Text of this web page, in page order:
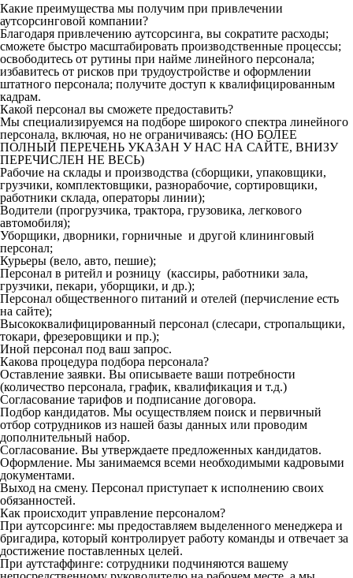
Какие преимущества мы получим при привлечении
аутсорсинговой компании?
Благодаря привлечению аутсорсинга, вы сократите расходы;
сможете быстро масштабировать производственные процессы;
освободитесь от рутины при найме линейного персонала;
избавитесь от рисков при трудоустройстве и оформлении
штатного персонала; получите доступ к квалифицированным
кадрам.
Какой персонал вы сможете предоставить?
Мы специализируемся на подборе широкого спектра линейного
персонала, включая, но не ограничиваясь: (НО БОЛЕЕ
ПОЛНЫЙ ПЕРЕЧЕНЬ УКАЗАН У НАС НА САЙТЕ, ВНИЗУ
ПЕРЕЧИСЛЕН НЕ ВЕСЬ)
Рабочие на склады и производства (сборщики, упаковщики,
грузчики, комплектовщики, разнорабочие, сортировщики,
работники склада, операторы линии);
Водители (прогрузчика, трактора, грузовика, легкового
автомобиля);
Уборщики, дворники, горничные и другой клининговый
персонал;
Курьеры (вело, авто, пешие);
Персонал в ритейл и розницу (кассиры, работники зала,
грузчики, пекари, уборщики, и др.);
Персонал общественного питаний и отелей (перчисление есть
на сайте);
Высококвалифицированный персонал (слесари, стропальщики,
токари, фрезеровщики и пр.);
Иной персонал под ваш запрос.
Какова процедура подбора персонала?
Оставление заявки. Вы описываете ваши потребности
(количество персонала, график, квалификация и т.д.)
Согласование тарифов и подписание договора.
Подбор кандидатов. Мы осуществляем поиск и первичный
отбор сотрудников из нашей базы данных или проводим
дополнительный набор.
Согласование. Вы утверждаете предложенных кандидатов.
Оформление. Мы занимаемся всеми необходимыми кадровыми
документами.
Выход на смену. Персонал приступает к исполнению своих
обязанностей.
Как происходит управление персоналом?
При аутсорсинге: мы предоставляем выделенного менеджера и
бригадира, который контролирует работу команды и отвечает за
достижение поставленных целей.
При аутстаффинге: сотрудники подчиняются вашему